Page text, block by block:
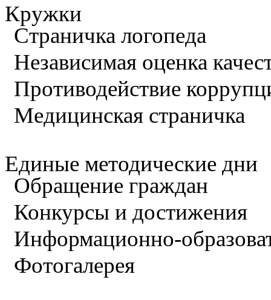
Кружки
Страничка логопеда
Независимая оценка
Противодействие
Медицинская страничка
Единые методические дни
Обращение граждан
Конкурсы и достижения
Информационно-
Фотогалерея